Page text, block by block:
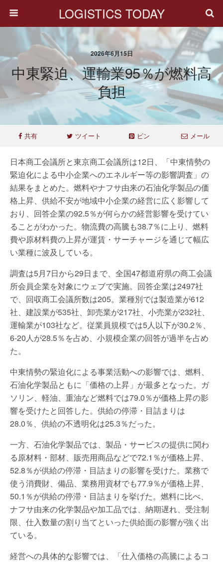
LOGISTICS TODAY
2026年6月15日
中東緊迫、運輸業95％が燃料高
負担
共有 ツイート ピン メール
日本商工会議所と東京商工会議所は12日、「中東情勢の
緊迫化による中小企業へのエネルギー等の影響調査」の
結果をまとめた。燃料やナフサ由来の石油化学製品の価
格上昇、供給不安が地域中小企業の経営に広く影響して
おり、回答企業の92.5％が何らかの経営影響を受けてい
ることがわかった。物流費の高騰も38.7％に上り、燃料
費や原材料費の上昇が運賃・サーチャージを通じて幅広
い業種に波及している。
調査は5月7日から29日まで、全国47都道府県の商工会議
所会員企業を対象にウェブで実施。回答企業は2497社
で、回収商工会議所数は205。業種別では製造業が612
社、建設業が535社、卸売業が217社、小売業が232社、
運輸業が103社など。従業員規模では5人以下が30.2％、
6-20人が28.5％を占め、小規模企業の回答が過半を占め
た。
中東情勢の緊迫化による事業活動への影響では、燃料、
石油化学製品ともに「価格の上昇」が最多となった。ガ
ソリン、軽油、重油など燃料では79.0％が価格上昇の影
響を受けたと回答した。供給の停滞・目詰まりは
28.0％、供給の不透明化は25.3％だった。
一方、石油化学製品では、製品・サービスの提供に関わ
る原材料・部材、販売用商品などで72.1％が価格上昇、
52.8％が供給の停滞・目詰まりの影響を受けた。業務で
使う消費財、備品、業務用資材でも77.9％が価格上昇、
50.1％が供給の停滞・目詰まりを挙げた。燃料に比べ、
ナフサ由来の化学製品や加工品では、納期遅れ、受注制
限、仕入数量の割り当てといった供給面の影響が強く出
ている。
経営への具体的な影響では、「仕入価格の高騰によるコ